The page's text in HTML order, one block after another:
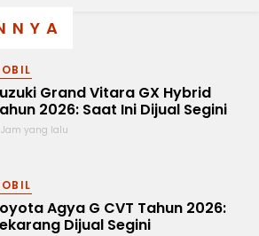
Grand Vitara GX Hybrid
2026: Saat Ini Dijual Segini
Jam yang lalu
Agya G CVT Tahun 2026:
Dijual Segini